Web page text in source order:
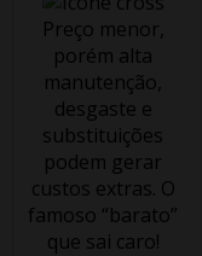
Preço menor,
porém alta
manutenção,
desgaste e
substituições
podem gerar
custos extras. O
famoso “barato”
que sai caro!